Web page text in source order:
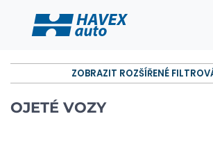
ZOBRAZIT ROZŠÍŘENÉ
OJETÉ VOZY